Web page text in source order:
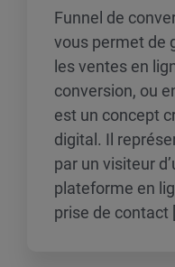
Funnel de
vous permet de
les ventes en
conversion, ou
est un concept
digital. Il
par un visiteur
plateforme en
prise de contact